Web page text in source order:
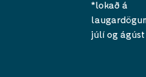
*lokað á
júlí og ágúst